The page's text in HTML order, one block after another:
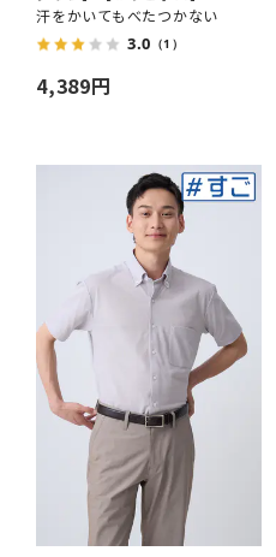
汗をかいてもべたつかない
3.0 （1）
4,389円